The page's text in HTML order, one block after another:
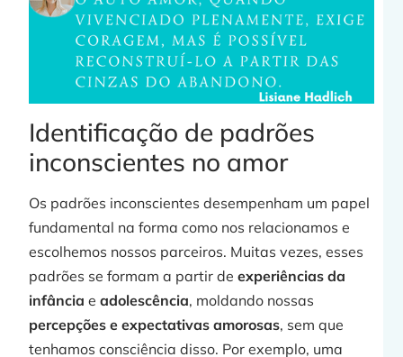
Identificação de padrões
inconscientes no amor
Os padrões inconscientes desempenham um papel
fundamental na forma como nos relacionamos e
escolhemos nossos parceiros. Muitas vezes, esses
padrões se formam a partir deexperiências da
infância eadolescência, moldando nossas
percepções e expectativas amorosas, sem que
tenhamos consciência disso. Por exemplo, uma